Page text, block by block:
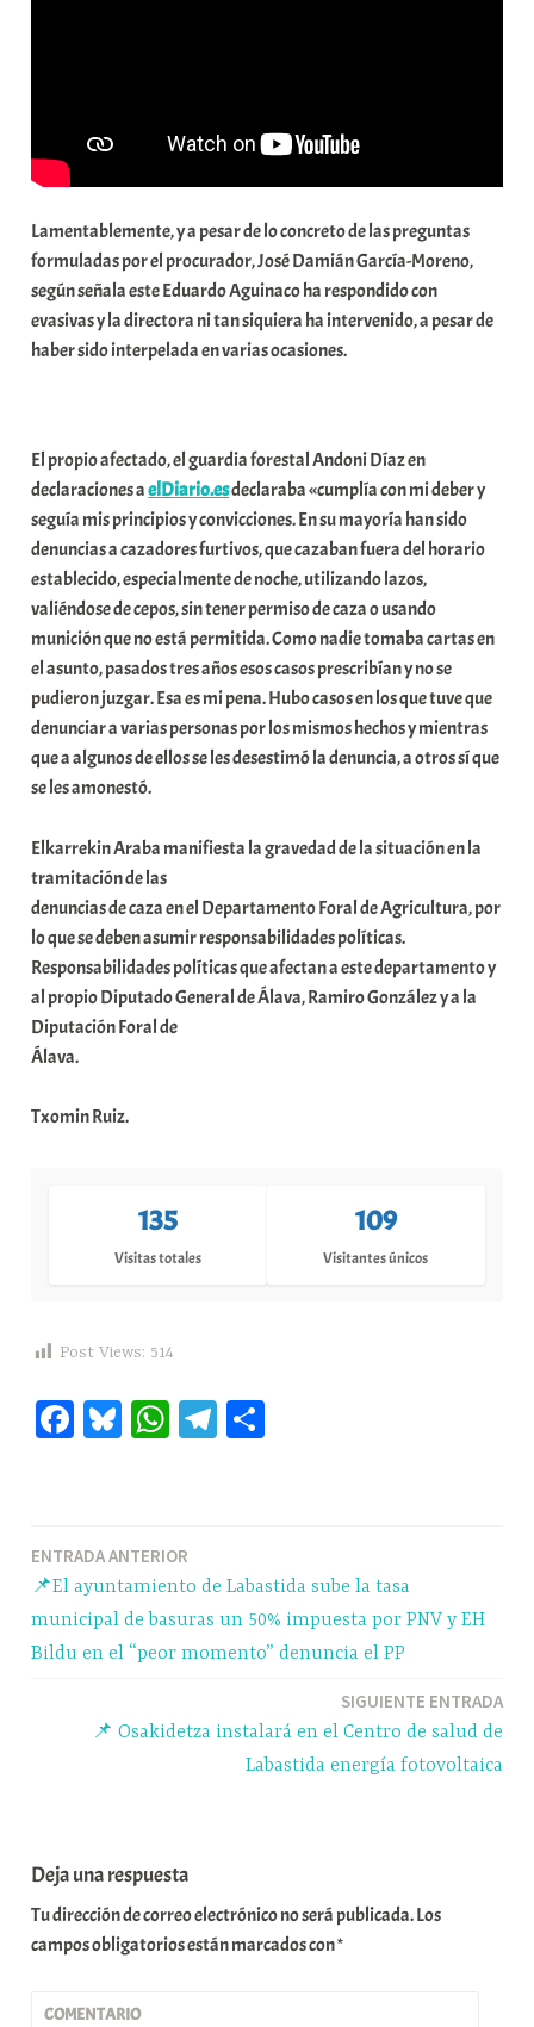
Lamentablemente, y a pesar de lo concreto de las preguntas
formuladas por el procurador, José Damián García-Moreno,
según señala este Eduardo Aguinaco ha respondido con
evasivas y la directora ni tan siquiera ha intervenido, a pesar de
haber sido interpelada en varias ocasiones.
El propio afectado, el guardia forestal Andoni Díaz en
declaraciones aelDiario.esdeclaraba «cumplía con mi deber y
seguía mis principios y convicciones. En su mayoría han sido
denuncias a cazadores furtivos, que cazaban fuera del horario
establecido, especialmente de noche, utilizando lazos,
valiéndose de cepos, sin tener permiso de caza o usando
munición que no está permitida. Como nadie tomaba cartas en
el asunto, pasados tres años esos casos prescribían y no se
pudieron juzgar. Esa es mi pena. Hubo casos en los que tuve que
denunciar a varias personas por los mismos hechos y mientras
que a algunos de ellos se les desestimó la denuncia, a otros sí que
se les amonestó.
Elkarrekin Araba manifiesta la gravedad de la situación en la
tramitación de las
denuncias de caza en el Departamento Foral de Agricultura, por
lo que se deben asumir responsabilidades políticas.
Responsabilidades políticas que afectan a este departamento y
al propio Diputado General de Álava, Ramiro González y a la
Diputación Foral de
Álava.
Txomin Ruiz.
135
Visitas totales
109
Visitantes únicos
Post Views: 514
Fa Bl W
pp
Te
m rti
r
Navegación
entradas
ENTRADA ANTERIOR
📌El ayuntamiento de Labastida sube la tasa
municipal de basuras un 50% impuesta por PNV y EH
Bildu en el “peor momento” denuncia el PP
SIGUIENTE ENTRADA
📌 Osakidetza instalará en el Centro de salud de
Labastida energía fotovoltaica
Deja una respuesta
Tu dirección de correo electrónico no será publicada.Los
campos obligatorios están marcados con*
COMENTARIO